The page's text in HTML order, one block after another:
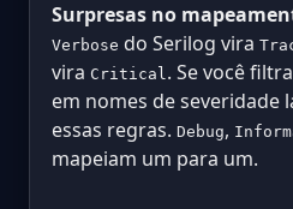
Surpresas no
Verbose do Serilog vira
vira Critical. Se você
em nomes de severidade
essas regras. Debug,
mapeiam um para um.